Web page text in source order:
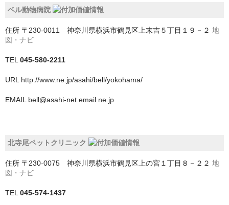
銚子市
鎌ケ谷市
鴨川市
和歌山県
ベル動物病院
住所 〒230-0011 神奈川県横浜市鶴見区上末吉５丁目１９－２ 地
図・ナビ
TEL 045-580-2211
URL http://www.ne.jp/asahi/bell/yokohama/
EMAIL bell@asahi-net.email.ne.jp
北寺尾ペットクリニック
住所 〒230-0075 神奈川県横浜市鶴見区上の宮１丁目８－２２ 地
図・ナビ
TEL 045-574-1437